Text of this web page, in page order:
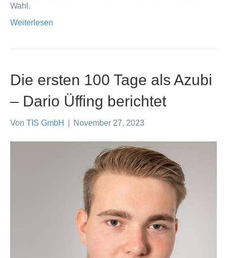
Wahl.
Weiterlesen
Die ersten 100 Tage als Azubi
– Dario Üffing berichtet
Von TIS GmbH November 27, 2023